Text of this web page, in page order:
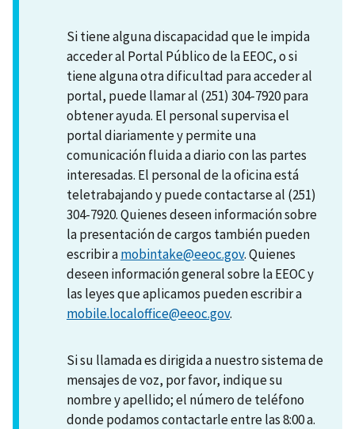
Si tiene alguna discapacidad que le impida
acceder al Portal Público de la EEOC, o si
tiene alguna otra dificultad para acceder al
portal, puede llamar al (251) 304-7920 para
obtener ayuda. El personal supervisa el
portal diariamente y permite una
comunicación fluida a diario con las partes
interesadas. El personal de la oficina está
teletrabajando y puede contactarse al (251)
304-7920. Quienes deseen información sobre
la presentación de cargos también pueden
escribir amobintake@eeoc.gov. Quienes
deseen información general sobre la EEOC y
las leyes que aplicamos pueden escribir a
mobile.localoffice@eeoc.gov.
Si su llamada es dirigida a nuestro sistema de
mensajes de voz, por favor, indique su
nombre y apellido; el número de teléfono
donde podamos contactarle entre las 8:00 a.